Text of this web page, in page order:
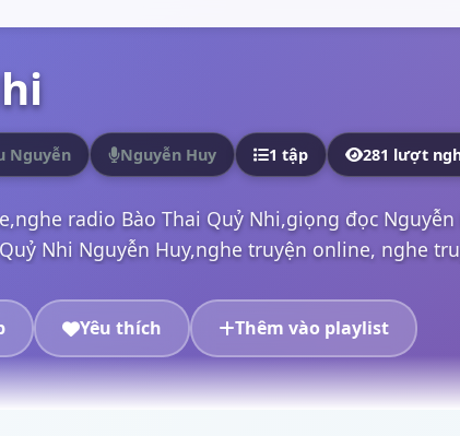
Nguyễn Nguyễn Huy 1 tập 281 lượt
radio Bào Thai Quỷ Nhi,giọng đọc Nguyễn
Nhi Nguyễn Huy,nghe truyện online, nghe
Yêu thích Thêm vào playlist